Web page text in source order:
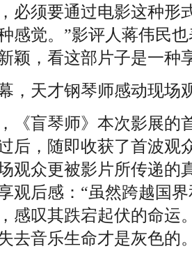
必须要通过电影这种形
感觉。”影评人蒋伟民
颖，看这部片子是一种
，天才钢琴师感动现场
盲琴师》本次影展的
后，随即收获了首波观
观众更被影片所传递的
观后感：“虽然跨越国
感叹其跌宕起伏的命运
音乐生命才是灰色的